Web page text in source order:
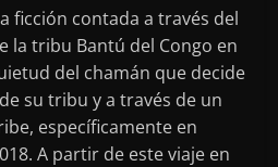
ficción contada a través del
la tribu Bantú del Congo en
del chamán que decide
su tribu y a través de un
específicamente en
A partir de este viaje en